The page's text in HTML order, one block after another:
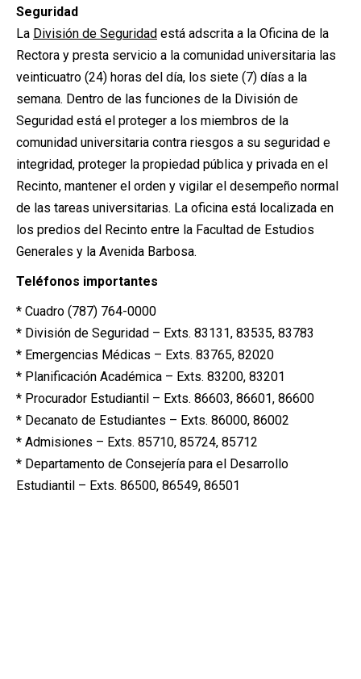
Seguridad
La División de Seguridad está adscrita a la Oficina de la
Rectora y presta servicio a la comunidad universitaria las
veinticuatro (24) horas del día, los siete (7) días a la
semana. Dentro de las funciones de la División de
Seguridad está el proteger a los miembros de la
comunidad universitaria contra riesgos a su seguridad e
integridad, proteger la propiedad pública y privada en el
Recinto, mantener el orden y vigilar el desempeño normal
de las tareas universitarias. La oficina está localizada en
los predios del Recinto entre la Facultad de Estudios
Generales y la Avenida Barbosa.
Teléfonos importantes
* Cuadro (787) 764-0000
* División de Seguridad – Exts. 83131, 83535, 83783
* Emergencias Médicas – Exts. 83765, 82020
* Planificación Académica – Exts. 83200, 83201
* Procurador Estudiantil – Exts. 86603, 86601, 86600
* Decanato de Estudiantes – Exts. 86000, 86002
* Admisiones – Exts. 85710, 85724, 85712
* Departamento de Consejería para el Desarrollo
Estudiantil – Exts. 86500, 86549, 86501